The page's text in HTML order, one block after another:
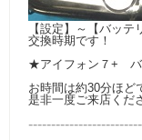
【設定】～【バッ
交換時期です！
★アイフォン７+ バ
お時間は約30分ほど
是非一度ご来店くだ